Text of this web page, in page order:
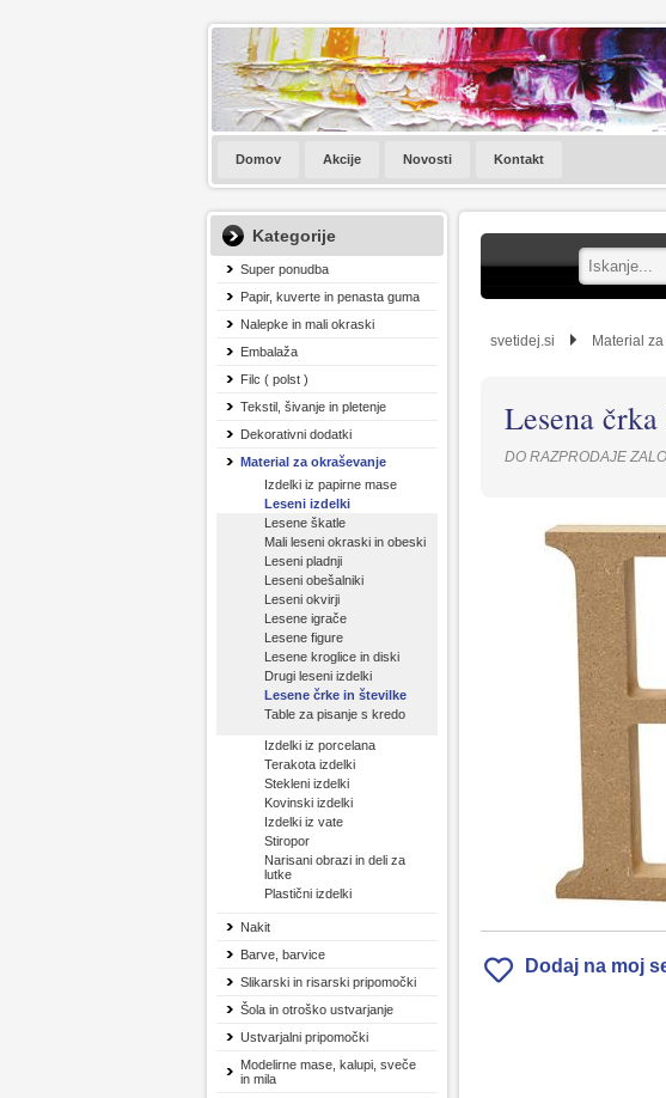
Domov Akcije Novosti Kontakt
Kategorije
Super ponudba
Papir, kuverte in penasta guma
Nalepke in mali okraski
Embalaža
Filc ( polst )
Tekstil, šivanje in pletenje
Dekorativni dodatki
Material za okraševanje
Izdelki iz papirne mase
Leseni izdelki
Lesene škatle
Mali leseni okraski in obeski
Leseni pladnji
Leseni obešalniki
Leseni okvirji
Lesene igrače
Lesene figure
Lesene kroglice in diski
Drugi leseni izdelki
Lesene črke in številke
Table za pisanje s kredo
Izdelki iz porcelana
Terakota izdelki
Stekleni izdelki
Kovinski izdelki
Izdelki iz vate
Stiropor
Narisani obrazi in deli za
lutke
Plastični izdelki
Nakit
Barve, barvice
Slikarski in risarski pripomočki
Šola in otroško ustvarjanje
Ustvarjalni pripomočki
Modelirne mase, kalupi, sveče
in mila
svetidej.si Material
Lesena
DO RAZPRODAJE
Dodaj na moj